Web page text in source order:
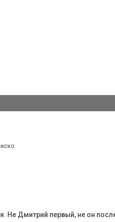
Не Дмитрий первый, не он